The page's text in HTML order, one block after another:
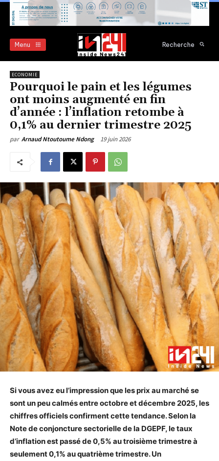
Menu Recherche
ECONOMIE
Pourquoi le pain et les légumes
ont moins augmenté en fin
d’année : l’inflation retombe à
0,1% au dernier trimestre 2025
par Arnaud Ntoutoume Ndong 19 juin 2026
Si vous avez eu l’impression que les prix au marché se
sont un peu calmés entre octobre et décembre 2025, les
chiffres officiels confirment cette tendance. Selon la
Note de conjoncture sectorielle de la DGEPF, le taux
d’inflation est passé de 0,5% au troisième trimestre à
seulement 0,1% au quatrième trimestre. Un